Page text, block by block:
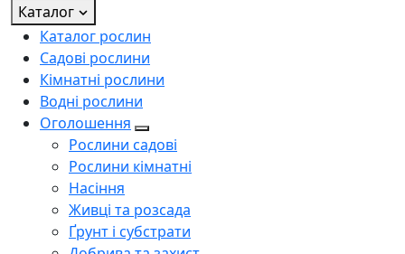
Каталог
Каталог рослин
Садові рослини
Кімнатні рослини
Водні рослини
Оголошення
Рослини садові
Рослини кімнатні
Насіння
Живці та розсада
Ґрунт і субстрати